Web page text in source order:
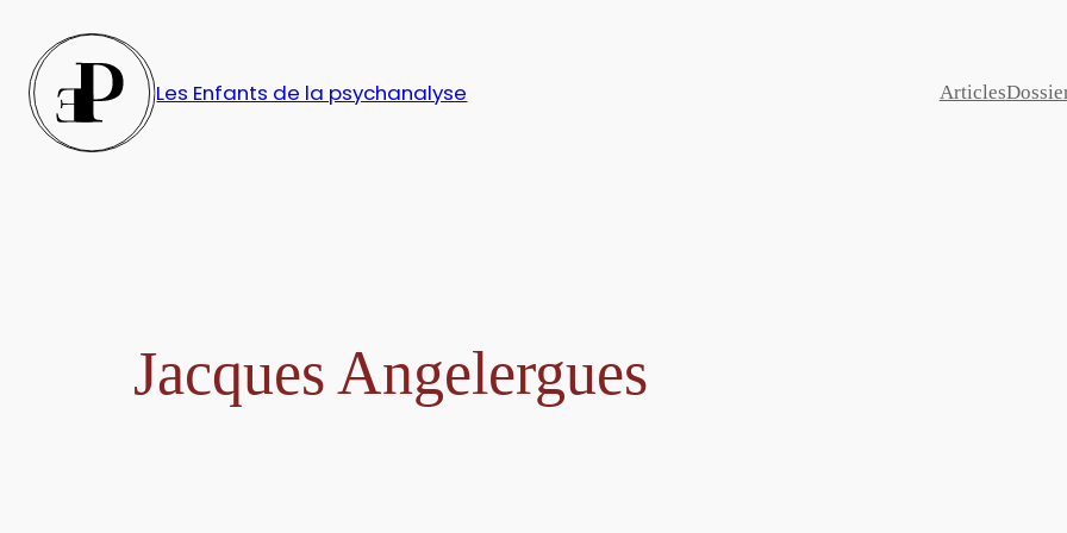
contenu
Les Enfants de la psychanalyse Articles
Jacques Angelergues